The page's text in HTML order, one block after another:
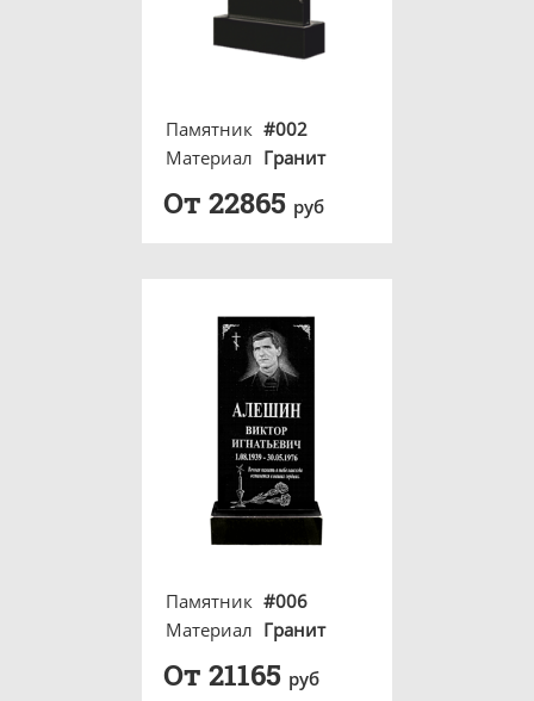
Памятник #002
Материал Гранит
От 22865 руб
Памятник #006
Материал Гранит
От 21165 руб